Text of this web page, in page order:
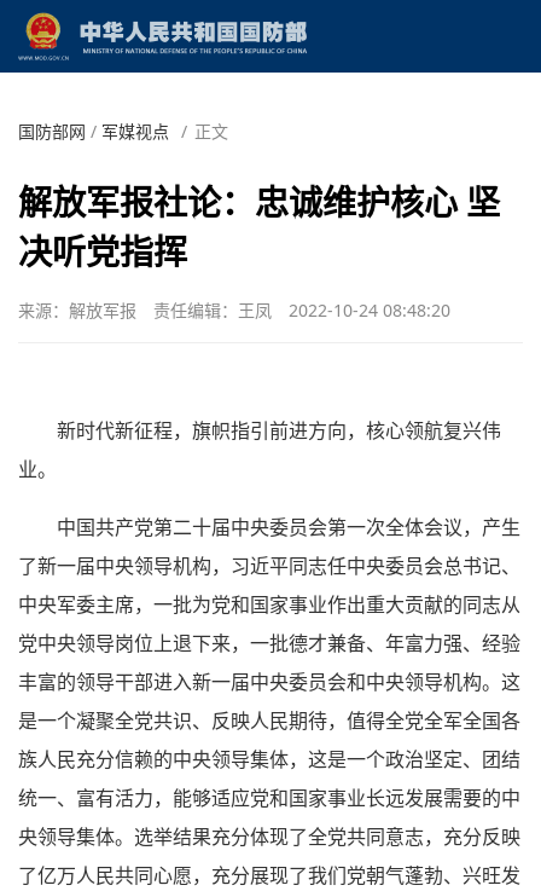
国防部网 / 军媒视点 / 正文
解放军报社论：忠诚维护核心 坚
决听党指挥
来源：解放军报 责任编辑：王凤 2022-10-24 08:48:20
新时代新征程，旗帜指引前进方向，核心领航复兴伟
业。
中国共产党第二十届中央委员会第一次全体会议，产生
了新一届中央领导机构，习近平同志任中央委员会总书记、
中央军委主席，一批为党和国家事业作出重大贡献的同志从
党中央领导岗位上退下来，一批德才兼备、年富力强、经验
丰富的领导干部进入新一届中央委员会和中央领导机构。这
是一个凝聚全党共识、反映人民期待，值得全党全军全国各
族人民充分信赖的中央领导集体，这是一个政治坚定、团结
统一、富有活力，能够适应党和国家事业长远发展需要的中
央领导集体。选举结果充分体现了全党共同意志，充分反映
了亿万人民共同心愿，充分展现了我们党朝气蓬勃、兴旺发